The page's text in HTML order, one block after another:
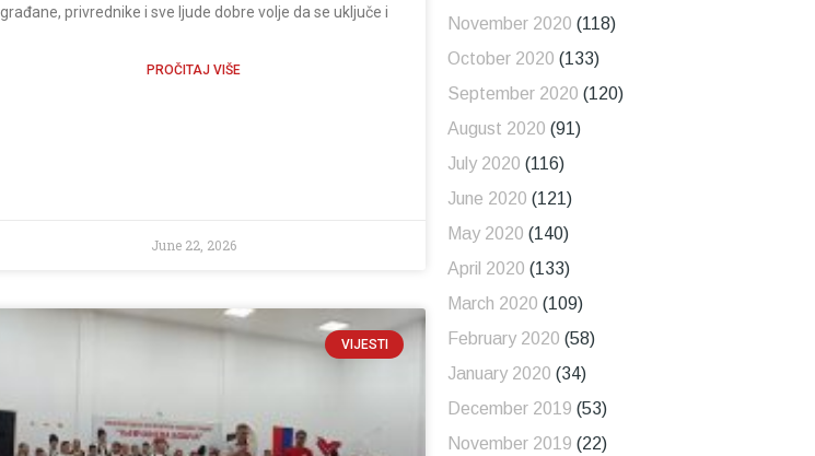
građane, privrednike i sve ljude dobre volje da se uključe i
PROČITAJ VIŠE
June 22, 2026
VIJESTI
November 2020 (118)
October 2020 (133)
September 2020 (120)
August 2020 (91)
July 2020 (116)
June 2020 (121)
May 2020 (140)
April 2020 (133)
March 2020 (109)
February 2020 (58)
January 2020 (34)
December 2019 (53)
November 2019 (22)